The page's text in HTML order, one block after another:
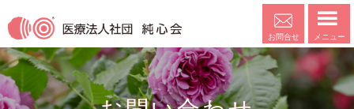
メニュー
お問合せ